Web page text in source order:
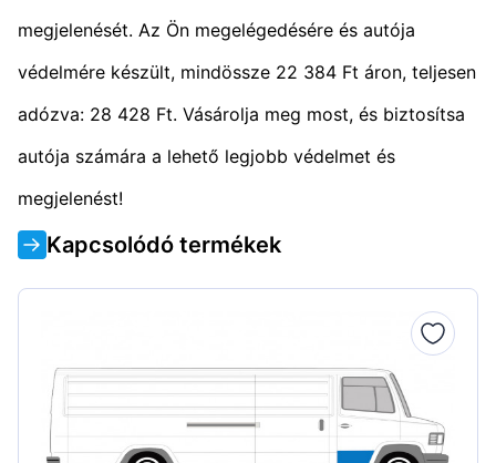
megjelenését. Az Ön megelégedésére és autója
védelmére készült, mindössze 22 384 Ft áron, teljesen
adózva: 28 428 Ft. Vásárolja meg most, és biztosítsa
autója számára a lehető legjobb védelmet és
megjelenést!
Kapcsolódó termékek